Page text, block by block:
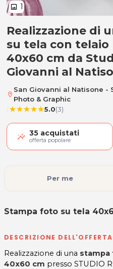
image 1
Stampa foto su
Realizzazione di
su tela con telaio
40x60 cm da
Giovanni al
location_on
San Giovanni al Natisone -
Photo & Graphic
starstarstarstarstar5.0(3)
35 acquistati
offerta popolare
Stampa foto su tela
Per me
DESCRIZIONE DELL'OFFERTA
Realizzazione di una stampa
40x60 cm presso STUDIO